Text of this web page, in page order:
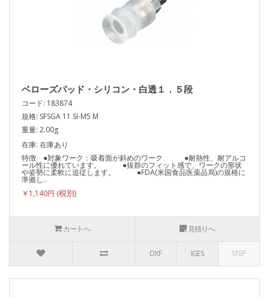
ベローズパッド・シリコン・白透１．５段
コード: 183874
規格: SFSGA 11 SI-M5 M
重量: 2.00g
在庫: 在庫あり
特徴 ●対象ワーク：吸着面が斜めのワーク ●耐熱性、耐アルコ
ール性に優れています。 ●抜群のフィット感で、ワークの形状
や姿勢に柔軟に追従します。 ●FDA(米国食品医薬品局)の規格に
準拠し..
￥1,140円
カートへ 見積りへ
DXF IGES STEP